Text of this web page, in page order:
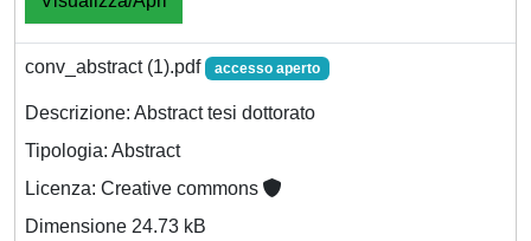
conv_abstract (1).pdf accesso aperto
Descrizione: Abstract tesi dottorato
Tipologia: Abstract
Licenza: Creative commons
Dimensione 24.73 kB